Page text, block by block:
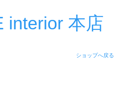
interior 本店
ショップへ戻る